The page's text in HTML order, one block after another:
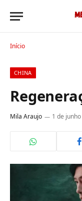
Início
CHINA
Mila Araujo 1 de